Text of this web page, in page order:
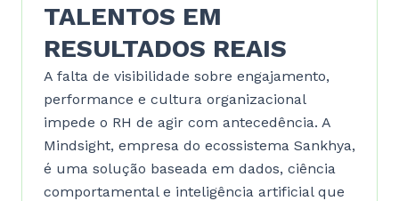
TALENTOS EM
RESULTADOS REAIS
A falta de visibilidade sobre engajamento,
performance e cultura organizacional
impede o RH de agir com antecedência. A
Mindsight, empresa do ecossistema Sankhya,
é uma solução baseada em dados, ciência
comportamental e inteligência artificial que